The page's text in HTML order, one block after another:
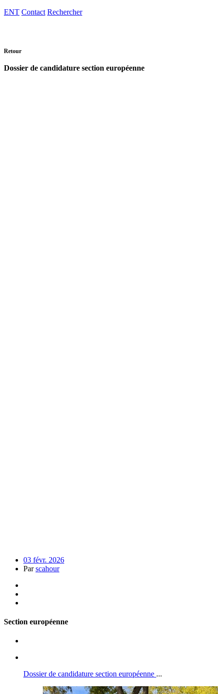
ENT Contact Rechercher
Retour
Dossier de candidature section européenne
03 févr. 2026
Parscahour
Section européenne
Dossier de candidature section européenne ...